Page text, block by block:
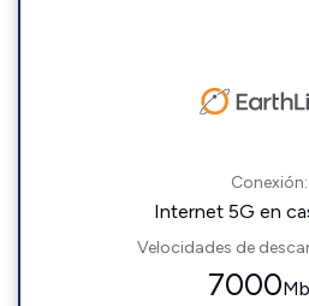
Conexión:
Internet 5G en
Velocidades de
7000